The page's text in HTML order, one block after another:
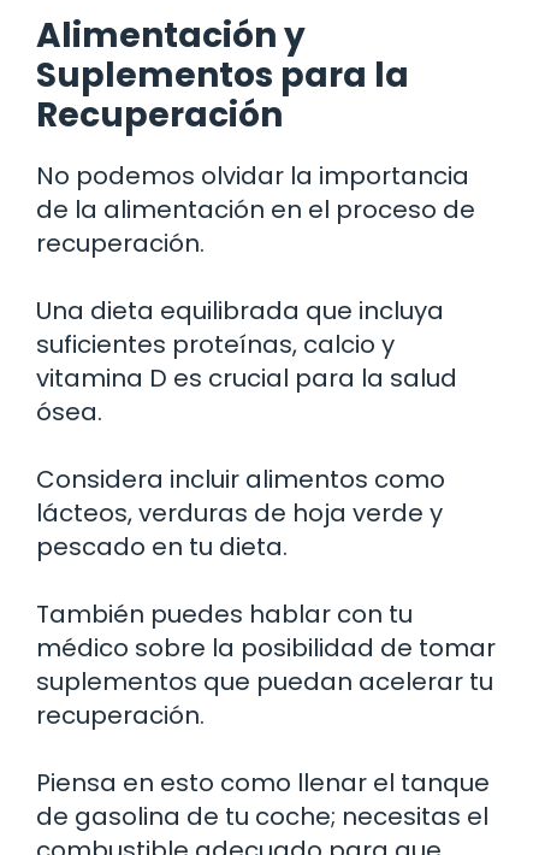
Alimentación y
Suplementos para la
Recuperación
No podemos olvidar la importancia
de la alimentación en el proceso de
recuperación.
Una dieta equilibrada que incluya
suficientes proteínas, calcio y
vitamina D es crucial para la salud
ósea.
Considera incluir alimentos como
lácteos, verduras de hoja verde y
pescado en tu dieta.
También puedes hablar con tu
médico sobre la posibilidad de tomar
suplementos que puedan acelerar tu
recuperación.
Piensa en esto como llenar el tanque
de gasolina de tu coche; necesitas el